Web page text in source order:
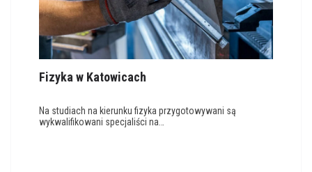
Fizyka w Katowicach
Na studiach na kierunku fizyka przygotowywani są
wykwalifikowani specjaliści na…